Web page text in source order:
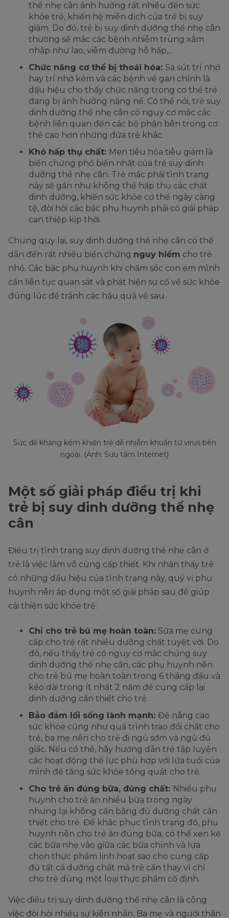
thể nhẹ cân ảnh hưởng rất nhiều đến sức
khỏe trẻ, khiến hệ miễn dịch của trẻ bị suy
giảm. Do đó, trẻ bị suy dinh dưỡng thể nhẹ cân
thường sẽ mắc các bệnh nhiễm trùng xâm
nhập như lao, viêm đường hô hấp,...
Chức năng cơ thể bị thoái hóa: Sa sút trí nhớ
hay trí nhớ kém và các bệnh về gan chính là
dấu hiệu cho thấy chức năng trong cơ thể trẻ
đang bị ảnh hưởng nặng nề. Có thể nói, trẻ suy
dinh dưỡng thể nhẹ cân có nguy cơ mắc các
bệnh liên quan đến các bộ phận bên trong cơ
thể cao hơn những đứa trẻ khác.
Khó hấp thụ chất: Men tiêu hóa tiêu giảm là
biến chứng phổ biến nhất của trẻ suy dinh
dưỡng thể nhẹ cân. Trẻ mắc phải tình trạng
này sẽ gần như không thể hấp thụ các chất
dinh dưỡng, khiến sức khỏe cơ thể ngày càng
tệ, đòi hỏi các bậc phụ huynh phải có giải pháp
can thiệp kịp thời.
Chung quy lại, suy dinh dưỡng thể nhẹ cân có thể
dẫn đến rất nhiều biến chứng nguy hiểm cho trẻ
nhỏ. Các bậc phụ huynh khi chăm sóc con em mình
cần liên tục quan sát và phát hiện sự cố về sức khỏe
đúng lúc để tránh các hậu quả về sau.
Sức đề kháng kém khiến trẻ dễ nhiễm khuẩn từ virus bên
ngoài. (Ảnh: Sưu tầm Internet)
Một số giải pháp điều trị khi
trẻ bị suy dinh dưỡng thể nhẹ
cân
Điều trị tình trạng suy dinh dưỡng thể nhẹ cân ở
trẻ là việc làm vô cùng cấp thiết. Khi nhận thấy trẻ
có những dấu hiệu của tình trạng này, quý vị phụ
huynh nên áp dụng một số giải pháp sau để giúp
cải thiện sức khỏe trẻ:
Chỉ cho trẻ bú mẹ hoàn toàn: Sữa mẹ cung
cấp cho trẻ rất nhiều dưỡng chất tuyệt vời. Do
đó, nếu thấy trẻ có nguy cơ mắc chứng suy
dinh dưỡng thể nhẹ cần, các phụ huynh nên
cho trẻ bú mẹ hoàn toàn trong 6 tháng đầu và
kéo dài trong ít nhất 2 năm để cung cấp lại
dinh dưỡng cần thiết cho trẻ.
Bảo đảm lối sống lành mạnh: Để nâng cao
sức khỏe cũng như quá trình trao đổi chất cho
trẻ, ba mẹ nên cho trẻ đi ngủ sớm và ngủ đủ
giấc. Nếu có thể, hãy hướng dẫn trẻ tập luyện
các hoạt động thể lực phù hợp với lứa tuổi của
mình để tăng sức khỏe tổng quát cho trẻ.
Cho trẻ ăn đúng bữa, đúng chất: Nhiều phụ
huynh cho trẻ ăn nhiều bữa trong ngày
nhưng lại không cần bằng đủ dưỡng chất cần
thiết cho trẻ. Để khắc phục tình trạng đó, phụ
huynh nên cho trẻ ăn đúng bữa, có thể xen kẽ
các bữa nhẹ vào giữa các bữa chính và lựa
chọn thực phẩm linh hoạt sao cho cung cấp
đủ tất cả dưỡng chất mà trẻ cần thay vì chỉ
cho trẻ dùng một loại thực phẩm cố định.
Việc điều trị suy dinh dưỡng thể nhẹ cân là công
việc đòi hỏi nhiều sự kiên nhẫn. Ba mẹ và người thân